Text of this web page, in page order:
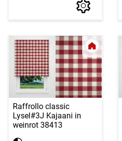
Raffrollo classic
Lysel#3J Kajaani in
weinrot 38413